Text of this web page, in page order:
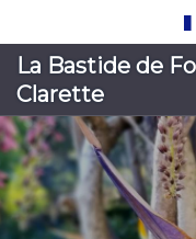
La Bastide de
Clarette